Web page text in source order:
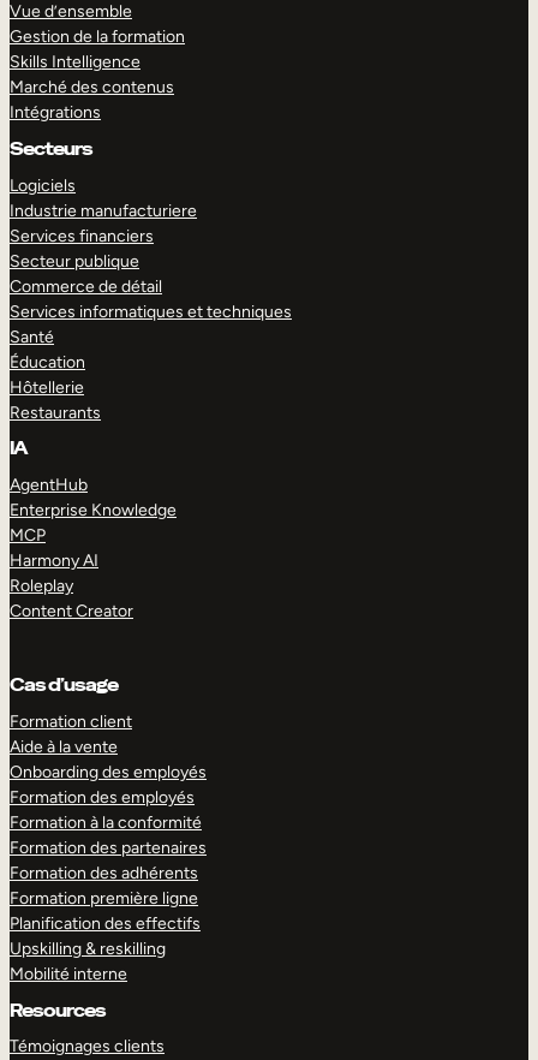
Vue d’ensemble
Gestion de la formation
Skills Intelligence
Marché des contenus
Intégrations
Secteurs
Logiciels
Industrie manufacturiere
Services financiers
Secteur publique
Commerce de détail
Services informatiques et techniques
Santé
Éducation
Hôtellerie
Restaurants
IA
AgentHub
Enterprise Knowledge
MCP
Harmony AI
Roleplay
Content Creator
Cas d’usage
Formation client
Aide à la vente
Onboarding des employés
Formation des employés
Formation à la conformité
Formation des partenaires
Formation des adhérents
Formation première ligne
Planification des effectifs
Upskilling & reskilling
Mobilité interne
Resources
Témoignages clients